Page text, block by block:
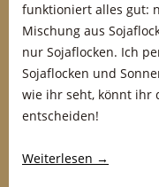
funktioniert alles gut:
Mischung aus
nur Sojaflocken. Ich
Sojaflocken und
wie ihr seht, könnt ihr
entscheiden!
Weiterlesen →